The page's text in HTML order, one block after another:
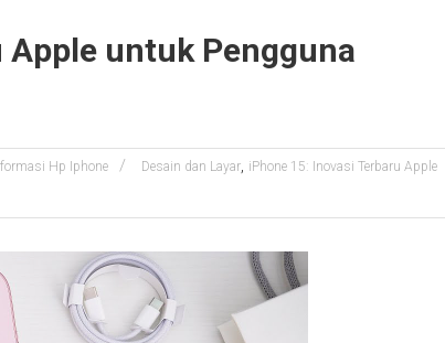
Apple untuk Pengguna
Hp Iphone Desain dan Layar, iPhone 15: Inovasi Terbaru Apple